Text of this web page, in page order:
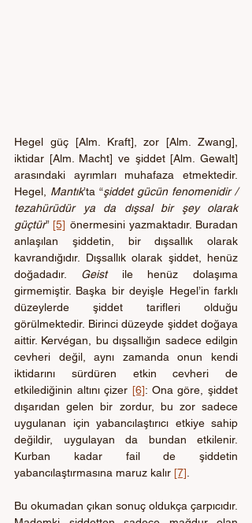
Hegel güç [Alm. Kraft], zor [Alm. Zwang],
iktidar [Alm. Macht] ve şiddet [Alm. Gewalt]
arasındaki ayrımları muhafaza etmektedir.
Hegel, Mantık’ta “şiddet gücün fenomenidir /
tezahürüdür ya da dışsal bir şey olarak
güçtür” [5] önermesini yazmaktadır. Buradan
anlaşılan şiddetin, bir dışsallık olarak
kavrandığıdır. Dışsallık olarak şiddet, henüz
doğadadır. Geist ile henüz dolaşıma
girmemiştir. Başka bir deyişle Hegel’in farklı
düzeylerde şiddet tarifleri olduğu
görülmektedir. Birinci düzeyde şiddet doğaya
aittir. Kervégan, bu dışsallığın sadece edilgin
cevheri değil, aynı zamanda onun kendi
iktidarını sürdüren etkin cevheri de
etkilediğinin altını çizer [6]: Ona göre, şiddet
dışarıdan gelen bir zordur, bu zor sadece
uygulanan için yabancılaştırıcı etkiye sahip
değildir, uygulayan da bundan etkilenir.
Kurban kadar fail de şiddetin
yabancılaştırmasına maruz kalır [7].
Bu okumadan çıkan sonuç oldukça çarpıcıdır.